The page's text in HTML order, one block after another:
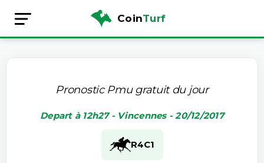
CoinTurf
Pronostic Pmu gratuit du jour
Depart à 12h27 - Vincennes - 20/12/2017
R4C1